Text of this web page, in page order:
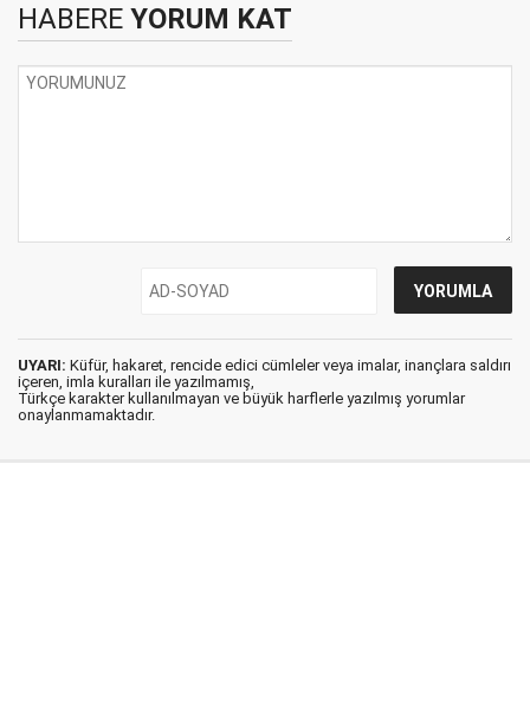
HABERE YORUM KAT
UYARI: Küfür, hakaret, rencide edici cümleler veya imalar, inançlara saldırı
içeren, imla kuralları ile yazılmamış,
Türkçe karakter kullanılmayan ve büyük harflerle yazılmış yorumlar
onaylanmamaktadır.